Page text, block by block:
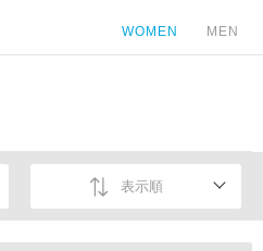
WOMEN MEN
表示順